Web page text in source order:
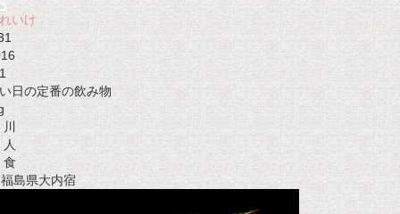
いけ
1
日の定番の飲み物
川
人
食
島県大内宿